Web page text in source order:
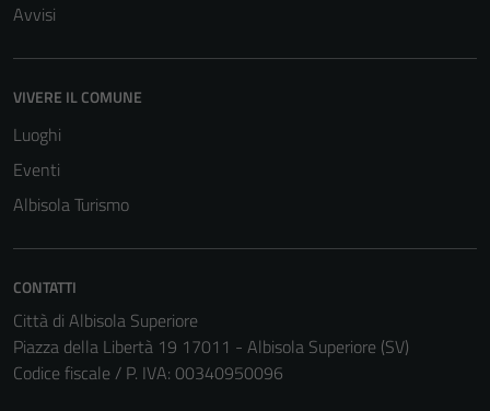
Avvisi
VIVERE IL COMUNE
Luoghi
Eventi
Albisola Turismo
CONTATTI
Città di Albisola Superiore
Piazza della Libertà 19 17011 - Albisola Superiore (SV)
Codice fiscale / P. IVA: 00340950096
disabilitati.